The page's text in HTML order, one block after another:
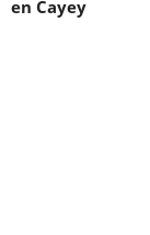
en Cayey